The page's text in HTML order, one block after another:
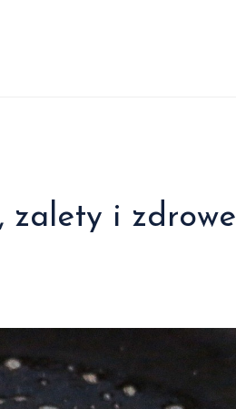
zalety i zdrowe